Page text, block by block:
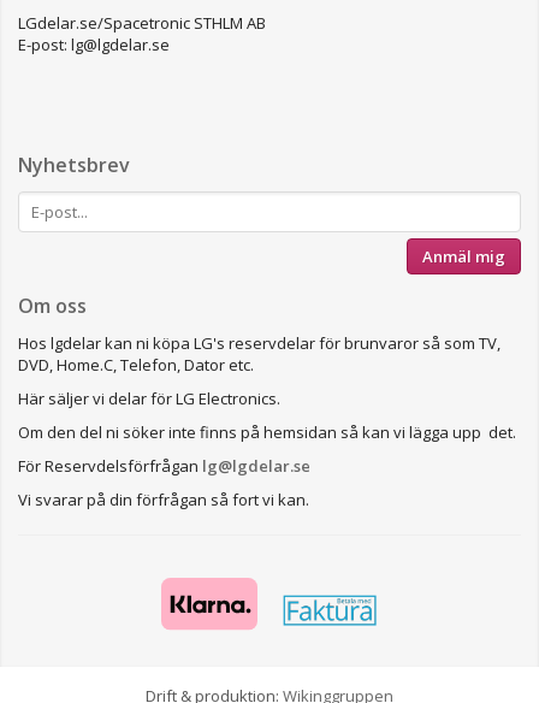
LGdelar.se/Spacetronic STHLM AB
E-post: lg@lgdelar.se
Nyhetsbrev
Anmäl mig
Om oss
Hos lgdelar kan ni köpa LG's reservdelar för brunvaror så som TV,
DVD, Home.C, Telefon, Dator etc.
Här säljer vi delar för LG Electronics.
Om den del ni söker inte finns på hemsidan så kan vi lägga upp det.
För Reservdelsförfrågan lg@lgdelar.se
Vi svarar på din förfrågan så fort vi kan.
Drift & produktion: Wikinggruppen